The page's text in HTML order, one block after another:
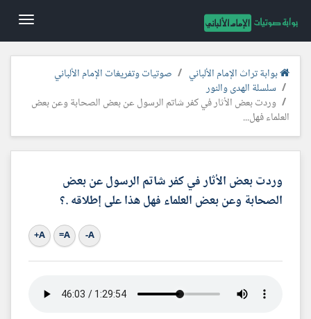
بوابة تراث الإمام الألباني
صوتيات وتفريغات الإمام الألباني
سلسلة الهدى والنور
وردت بعض الأثار في كفر شاتم الرسول عن بعض الصحابة وعن بعض
العلماء فهل...
وردت بعض الأثار في كفر شاتم الرسول عن بعض
الصحابة وعن بعض العلماء فهل هذا على إطلاقه .؟
A-
A=
A+